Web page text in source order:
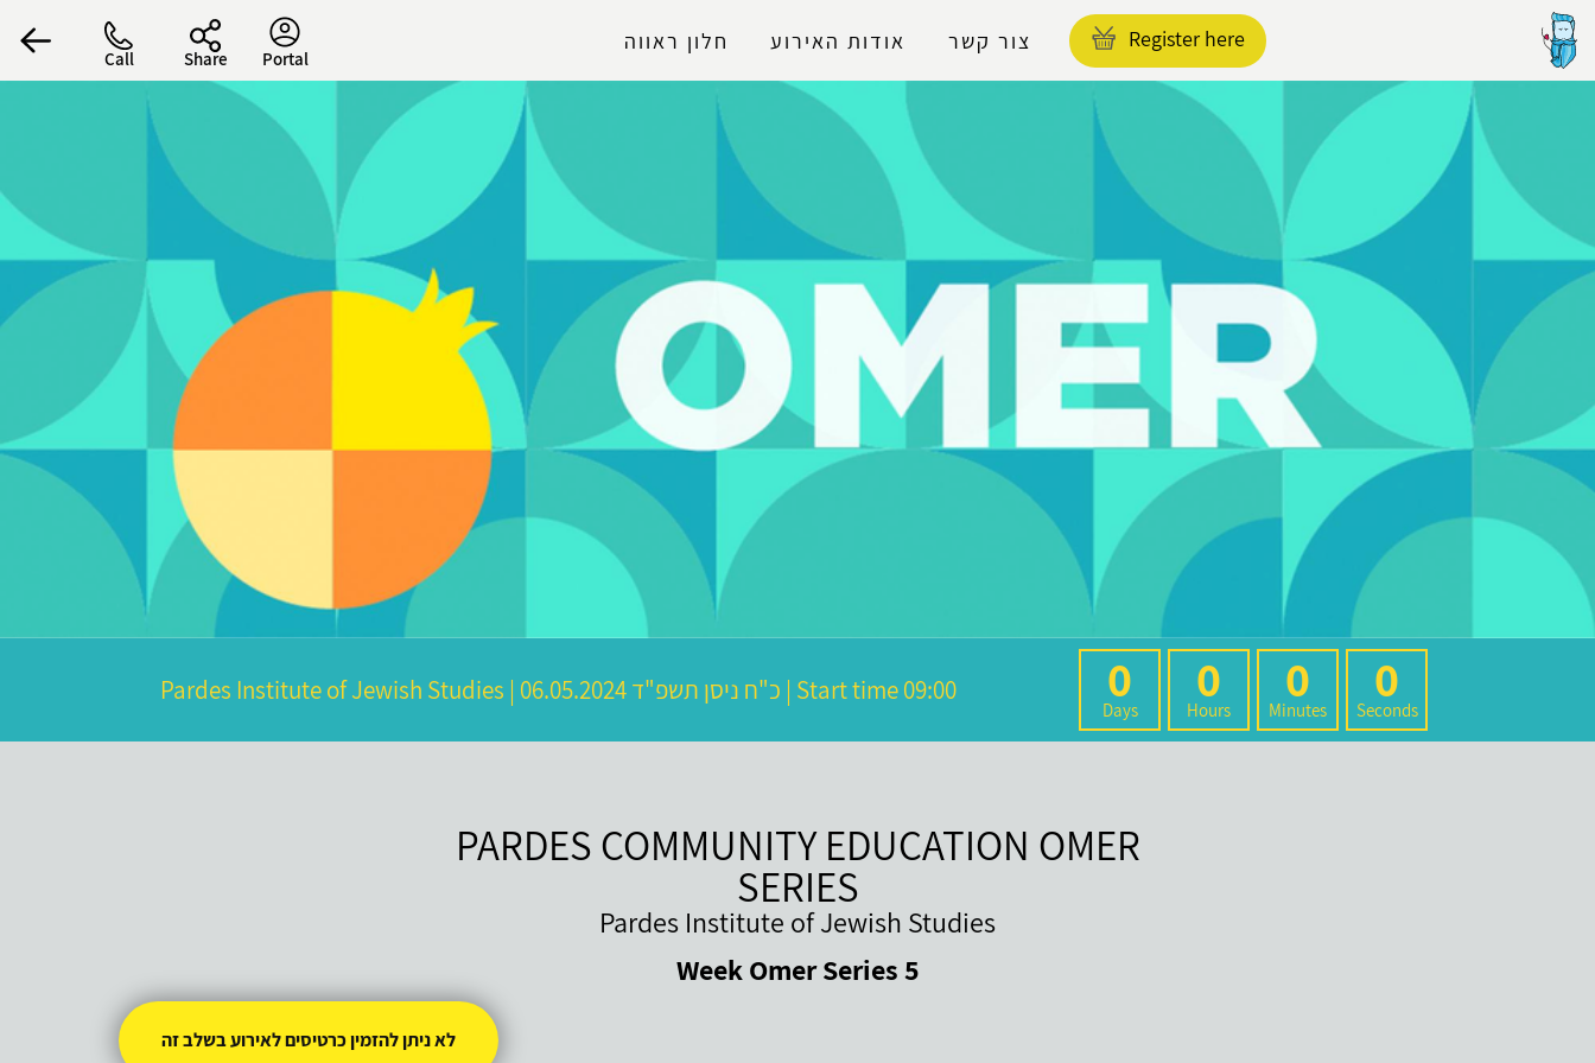
Call Share Portal
חלון ראווה אודות האירוע צור קשר Register here
הפרופיל שלי
Pardes Institute of Jewish Studies | כ"ח ניסן תשפ"ד 06.05.2024 | Start time 09:00 0
Seconds
0
Minutes
0
Hours
0
Days
PARDES COMMUNITY EDUCATION OMER
SERIES
Pardes Institute of Jewish Studies
5 Week Omer Series
לא ניתן להזמין כרטיסים לאירוע בשלב זה